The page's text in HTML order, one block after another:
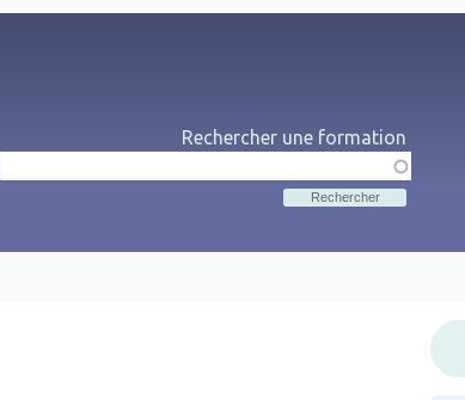
Rechercher une formation